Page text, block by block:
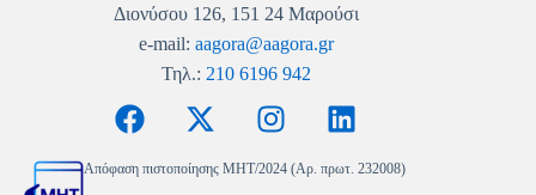
Διονύσου 126, 151 24 Μαρούσι
e-mail: aagora@aagora.gr
Τηλ.: 210 6196 942
Απόφαση πιστοποίησης MHT/2024 (Αρ. πρωτ. 232008)